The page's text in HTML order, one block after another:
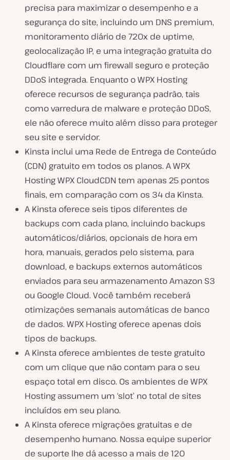
precisa para maximizar o desempenho e a
segurança do site, incluindo um DNS premium,
monitoramento diário de 720x de uptime,
geolocalização IP, e uma integração gratuita do
Cloudflare com um firewall seguro e proteção
DDoS integrada. Enquanto o WPX Hosting
oferece recursos de segurança padrão, tais
como varredura de malware e proteção DDoS,
ele não oferece muito além disso para proteger
seu site e servidor.
Kinsta inclui uma Rede de Entrega de Conteúdo
(CDN) gratuito em todos os planos. A WPX
Hosting WPX CloudCDN tem apenas 25 pontos
finais, em comparação com os 34 da Kinsta.
A Kinsta oferece seis tipos diferentes de
backups com cada plano, incluindo backups
automáticos/diários, opcionais de hora em
hora, manuais, gerados pelo sistema, para
download, e backups externos automáticos
enviados para seu armazenamento Amazon S3
ou Google Cloud. Você também receberá
otimizações semanais automáticas de banco
de dados. WPX Hosting oferece apenas dois
tipos de backups.
A Kinsta oferece ambientes de teste gratuito
com um clique que não contam para o seu
espaço total em disco. Os ambientes de WPX
Hosting assumem um ‘slot’ no total de sites
incluídos em seu plano.
A Kinsta oferece migrações gratuitas e de
desempenho humano. Nossa equipe superior
de suporte lhe dá acesso a mais de 120